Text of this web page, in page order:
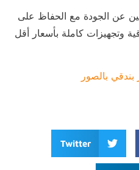
عن الجودة مع الحفاظ على
وتجهيزات كاملة بأسعار أقل
بالصور
Twitter